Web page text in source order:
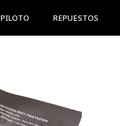
PILOTO REPUESTOS